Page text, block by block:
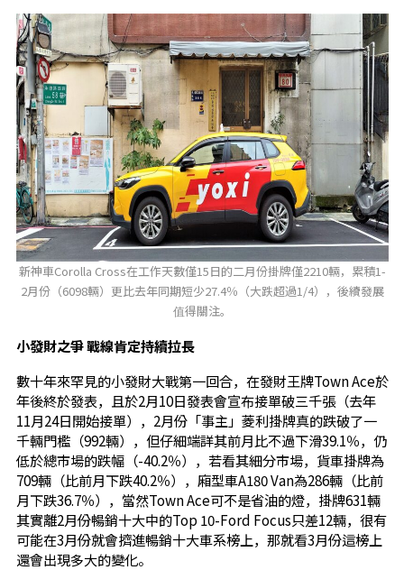
新神車Corolla Cross在工作天數僅15日的二月份掛牌僅2210輛，累積1-
2月份（6098輛）更比去年同期短少27.4％（大跌超過1/4），後續發展
值得關注。
小發財之爭 戰線肯定持續拉長
數十年來罕見的小發財大戰第一回合，在發財王牌Town Ace於
年後終於發表，且於2月10日發表會宣布接單破三千張（去年
11月24日開始接單），2月份「事主」菱利掛牌真的跌破了一
千輛門檻（992輛），但仔細端詳其前月比不過下滑39.1％，仍
低於總市場的跌幅（-40.2％），若看其細分市場，貨車掛牌為
709輛（比前月下跌40.2％），廂型車A180 Van為286輛（比前
月下跌36.7％），當然Town Ace可不是省油的燈，掛牌631輛
其實離2月份暢銷十大中的Top 10-Ford Focus只差12輛，很有
可能在3月份就會擠進暢銷十大車系榜上，那就看3月份這榜上
還會出現多大的變化。